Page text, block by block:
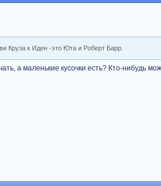
Круза к Иден -это Юта и Роберт Барр.
а маленькие кусочки есть? Кто-нибудь